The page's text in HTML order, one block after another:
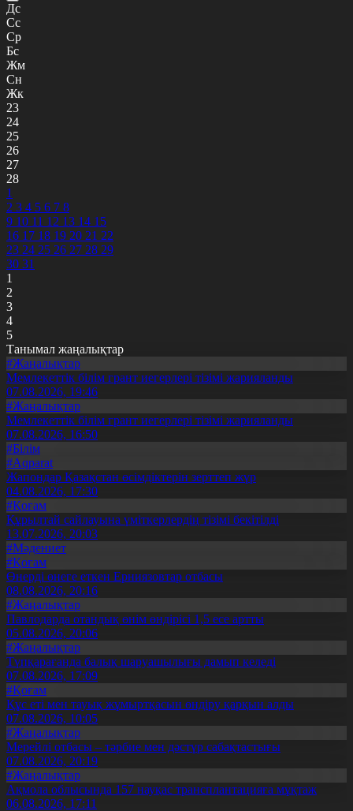
Дс
Сс
Ср
Бс
Жм
Сн
Жк
23
24
25
26
27
28
1
2 3 4 5 6 7 8
9 10 11 12 13 14 15
16 17 18 19 20 21 22
23 24 25 26 27 28 29
30 31
1
2
3
4
5
Танымал жаңалықтар
#Жаңалықтар
Мемлекеттік білім грант иегерлері тізімі жарияланды
07.08.2026, 19:46
#Жаңалықтар
Мемлекеттік білім грант иегерлері тізімі жарияланды
07.08.2026, 16:50
#Білім
#Aqparat
Жапондар Қазақстан өсімдіктерін зерттеп жүр
04.08.2026, 17:30
#Қоғам
Құрылтай сайлауына үміткерлердің тізімі бекітілді
13.07.2026, 20:03
#Мәдениет
#Қоғам
Өнерді өнеге еткен Ерниязовтар отбасы
08.08.2026, 20:16
#Жаңалықтар
Павлодарда отандық өнім өндірісі 1,5 есе артты
05.08.2026, 20:06
#Жаңалықтар
Түпқарағанда балық шаруашылығы дамып келеді
07.08.2026, 17:09
#Қоғам
Құс еті мен тауық жұмыртқасын өндіру қарқын алды
07.08.2026, 10:05
#Жаңалықтар
Мерейлі отбасы – тәрбие мен дәстүр сабақтастығы
07.08.2026, 20:19
#Жаңалықтар
Ақмола облысында 157 науқас трансплантацияға мұқтаж
06.08.2026, 17:11